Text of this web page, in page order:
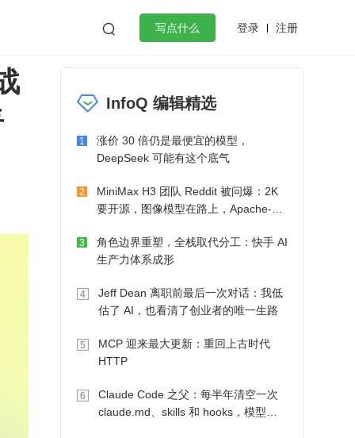
 写点什么 登录 注册
工作
微服务架构 flutter
InfoQ 编辑精选
1
涨价 30 倍仍是最便宜的模型，
DeepSeek 可能有这个底气
2
MiniMax H3 团队 Reddit 被问爆：2K
要开源，图像模型在路上，Apache-2.0
3
角色边界重塑，全栈取代分工：快手 AI
生产力体系成形
4
Jeff Dean 离职前最后一次对话：我低
估了 AI，也看清了创业者的唯一生路
5
MCP 迎来最大更新：重回上古时代
HTTP
6
Claude Code 之父：每半年清空一次
claude.md、skills 和 hooks，模型自